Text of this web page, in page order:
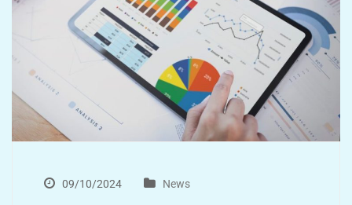
09/10/2024 News